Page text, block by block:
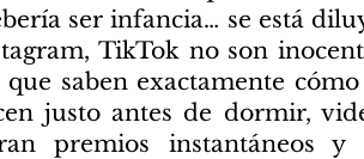
ser infancia… se está
TikTok no son
saben exactamente
justo antes de dormir,
premios instantáneos y